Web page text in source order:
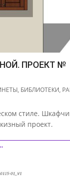
ПРОЕКТ №
БИБЛИОТЕКИ,
стиле.
проект.